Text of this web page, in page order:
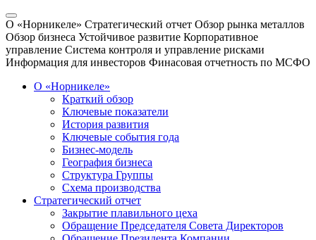
О «Норникеле» Стратегический отчет Обзор рынка металлов
Обзор бизнеса Устойчивое развитие Корпоративное
управление Система контроля и управление рисками
Информация для инвесторов Финасовая отчетность по МСФО
О «Норникеле»
Краткий обзор
Ключевые показатели
История развития
Ключевые события года
Бизнес-модель
География бизнеса
Структура Группы
Схема производства
Стратегический отчет
Закрытие плавильного цеха
Обращение Председателя Совета Директоров